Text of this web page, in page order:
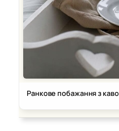
Ранкове побажання з